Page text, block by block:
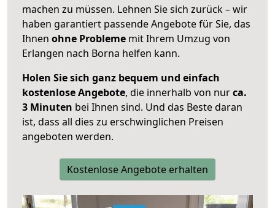
machen zu müssen. Lehnen Sie sich zurück – wir
haben garantiert passende Angebote für Sie, das
Ihnen ohne Probleme mit Ihrem Umzug von
Erlangen nach Borna helfen kann.
Holen Sie sich ganz bequem und einfach
kostenlose Angebote, die innerhalb von nurca.
3 Minuten bei Ihnen sind. Und das Beste daran
ist, dass all dies zu erschwinglichen Preisen
angeboten werden.
Kostenlose Angebote erhalten